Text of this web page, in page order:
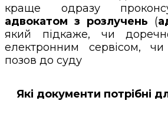
краще одразу
адвокатом з розлучень (
який підкаже, чи
електронним сервісом,
позов до суду
Які документи потрібні